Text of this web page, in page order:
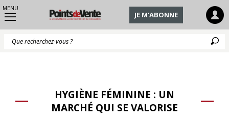
MENU
JE M'ABONNE
HYGIÈNE FÉMININE : UN
MARCHÉ QUI SE VALORISE